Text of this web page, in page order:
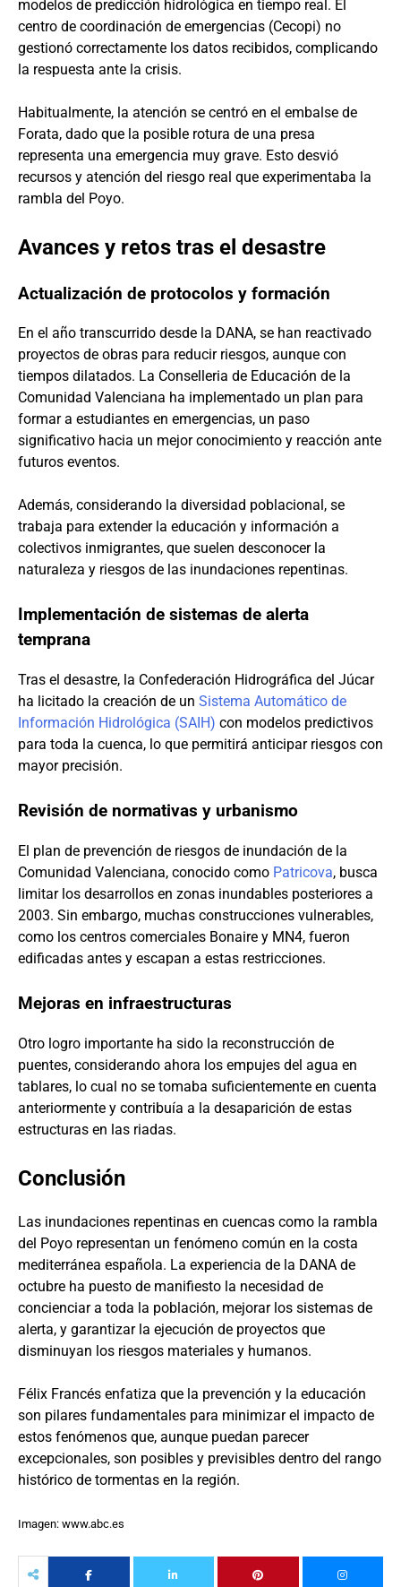
modelos de predicción hidrológica en tiempo real. El
centro de coordinación de emergencias (Cecopi) no
gestionó correctamente los datos recibidos, complicando
la respuesta ante la crisis.
Habitualmente, la atención se centró en el embalse de
Forata, dado que la posible rotura de una presa
representa una emergencia muy grave. Esto desvió
recursos y atención del riesgo real que experimentaba la
rambla del Poyo.
Avances y retos tras el desastre
Actualización de protocolos y formación
En el año transcurrido desde la DANA, se han reactivado
proyectos de obras para reducir riesgos, aunque con
tiempos dilatados. La Conselleria de Educación de la
Comunidad Valenciana ha implementado un plan para
formar a estudiantes en emergencias, un paso
significativo hacia un mejor conocimiento y reacción ante
futuros eventos.
Además, considerando la diversidad poblacional, se
trabaja para extender la educación y información a
colectivos inmigrantes, que suelen desconocer la
naturaleza y riesgos de las inundaciones repentinas.
Implementación de sistemas de alerta
temprana
Tras el desastre, la Confederación Hidrográfica del Júcar
ha licitado la creación de un Sistema Automático de
Información Hidrológica (SAIH) con modelos predictivos
para toda la cuenca, lo que permitirá anticipar riesgos con
mayor precisión.
Revisión de normativas y urbanismo
El plan de prevención de riesgos de inundación de la
Comunidad Valenciana, conocido como Patricova, busca
limitar los desarrollos en zonas inundables posteriores a
2003. Sin embargo, muchas construcciones vulnerables,
como los centros comerciales Bonaire y MN4, fueron
edificadas antes y escapan a estas restricciones.
Mejoras en infraestructuras
Otro logro importante ha sido la reconstrucción de
puentes, considerando ahora los empujes del agua en
tablares, lo cual no se tomaba suficientemente en cuenta
anteriormente y contribuía a la desaparición de estas
estructuras en las riadas.
Conclusión
Las inundaciones repentinas en cuencas como la rambla
del Poyo representan un fenómeno común en la costa
mediterránea española. La experiencia de la DANA de
octubre ha puesto de manifiesto la necesidad de
concienciar a toda la población, mejorar los sistemas de
alerta, y garantizar la ejecución de proyectos que
disminuyan los riesgos materiales y humanos.
Félix Francés enfatiza que la prevención y la educación
son pilares fundamentales para minimizar el impacto de
estos fenómenos que, aunque puedan parecer
excepcionales, son posibles y previsibles dentro del rango
histórico de tormentas en la región.
Imagen: www.abc.es